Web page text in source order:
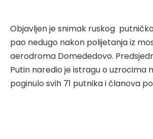
Objavljen je snimak ruskog
pao nedugo nakon polijetanja iz
aerodroma Domededovo.
Putin naredio je istragu o uzrocima
poginulo svih 71 putnika i članova